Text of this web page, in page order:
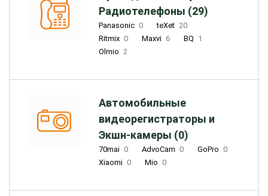
Радиотелефоны (29)
Panasonic 0 teXet 20
Ritmix 0 Maxvi 6 BQ 1
Olmio 2
Автомобильные
видеорегистраторы и
Экшн-камеры (0)
70mai 0 AdvoCam 0 GoPro 0
Xiaomi 0 Mio 0